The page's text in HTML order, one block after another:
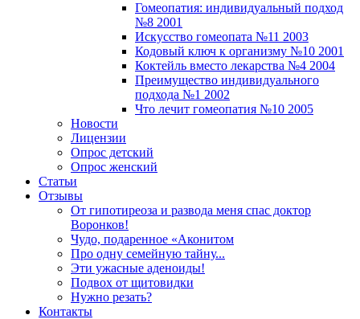
Гомеопатия: индивидуальный подход
№8 2001
Искусство гомеопата №11 2003
Кодовый ключ к организму №10 2001
Коктейль вместо лекарства №4 2004
Преимущество индивидуального
подхода №1 2002
Что лечит гомеопатия №10 2005
Новости
Лицензии
Опрос детский
Опрос женский
Статьи
Отзывы
От гипотиреоза и развода меня спас доктор
Воронков!
Чудо, подаренное «Аконитом
Про одну семейную тайну...
Эти ужасные аденоиды!
Подвох от щитовидки
Нужно резать?
Контакты